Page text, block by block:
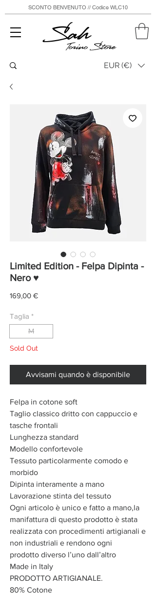
Sah
Torino Store
SCONTO BENVENUTO // Codice WLC10
EUR (€)
Limited Edition - Felpa Dipinta -
Nero ♥
169,00 €Prezzo
Taglia *
M
Sold Out
Avvisami quando è disponibile
Felpa in cotone soft
Taglio classico dritto con cappuccio e
tasche frontali
Lunghezza standard
Modello confortevole
Tessuto particolarmente comodo e
morbido
Dipinta interamente a mano
Lavorazione stinta del tessuto
Ogni articolo è unico e fatto a mano,la
manifattura di questo prodotto è stata
realizzata con procedimenti artigianali e
non industriali e rendono ogni
prodotto diverso l’uno dall’altro
Made in Italy
PRODOTTO ARTIGIANALE.
80% Cotone